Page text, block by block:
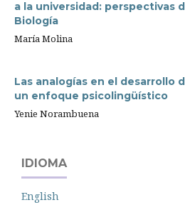
a la universidad: perspectivas
Biología
María Molina
Las analogías en el desarrollo
un enfoque psicolingüístico
Yenie Norambuena
IDIOMA
English